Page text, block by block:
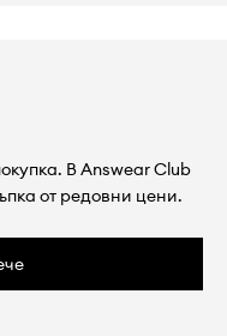
В Answear Club
от редовни цени.